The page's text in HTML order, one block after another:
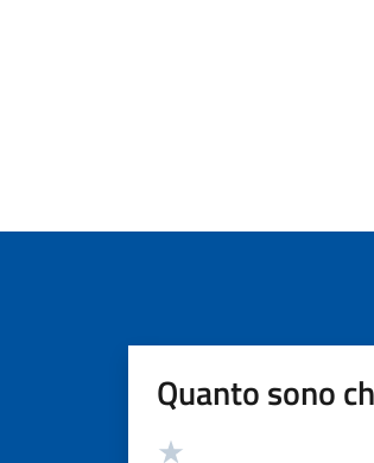
Quanto sono
Valutazione